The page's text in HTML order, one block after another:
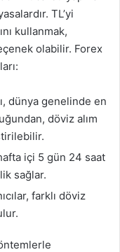
TL’yi
kullanmak,
olabilir. Forex
dünya genelinde en
döviz alım
içi 5 gün 24 saat
sağlar.
farklı döviz